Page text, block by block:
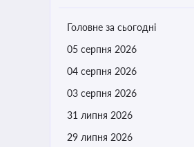
Головне за сьогодні
05 серпня 2026
04 серпня 2026
03 серпня 2026
31 липня 2026
29 липня 2026